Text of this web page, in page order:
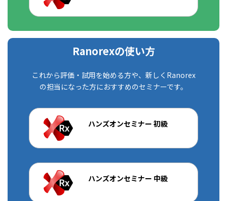
Ranorexの使い方
これから評価・試用を始める方や、新しくRanorex
の担当になった方におすすめのセミナーです。
ハンズオンセミナー 初級
ハンズオンセミナー 中級